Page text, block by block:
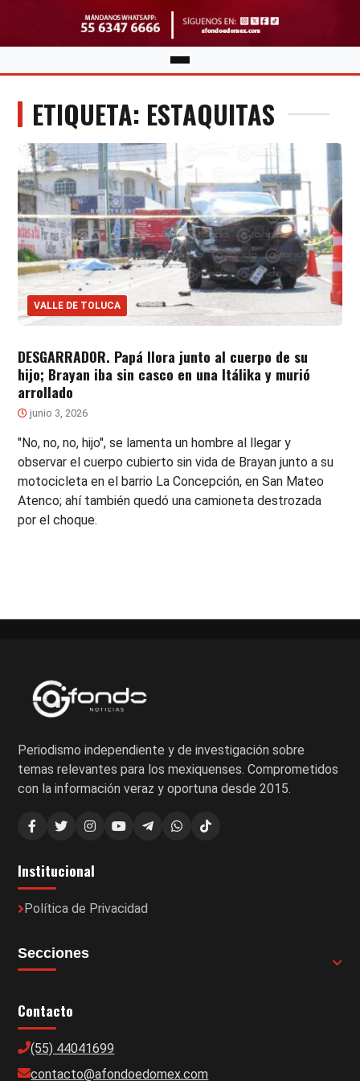
ETIQUETA: ESTAQUITAS
VALLE DE TOLUCA
DESGARRADOR. Papá llora junto al cuerpo de su
hijo; Brayan iba sin casco en una Itálika y murió
arrollado
junio 3, 2026
"No, no, no, hijo", se lamenta un hombre al llegar y
observar el cuerpo cubierto sin vida de Brayan junto a su
motocicleta en el barrio La Concepción, en San Mateo
Atenco; ahí también quedó una camioneta destrozada
por el choque.
Periodismo independiente y de investigación sobre
temas relevantes para los mexiquenses. Comprometidos
con la información veraz y oportuna desde 2015.
Institucional
Política de Privacidad
Secciones
Contacto
(55) 44041699
contacto@afondoedomex.com